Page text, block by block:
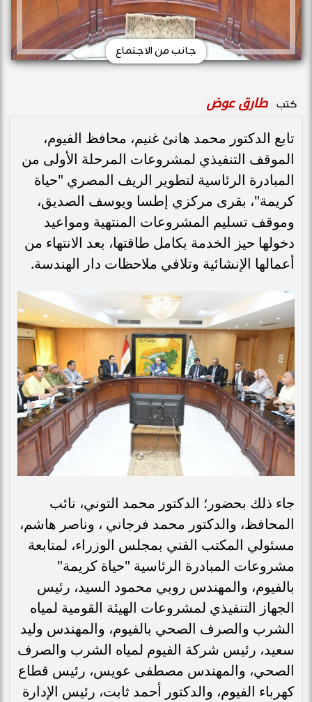
جانب من الاجتماع
كتب طارق عوض
تابع الدكتور محمد هانئ غنيم، محافظ الفيوم،
الموقف التنفيذي لمشروعات المرحلة الأولى من
المبادرة الرئاسية لتطوير الريف المصري "حياة
كريمة"، بقرى مركزي إطسا ويوسف الصديق،
وموقف تسليم المشروعات المنتهية ومواعيد
دخولها حيز الخدمة بكامل طاقتها، بعد الانتهاء من
أعمالها الإنشائية وتلافي ملاحظات دار الهندسة.
جاء ذلك بحضور؛ الدكتور محمد التوني، نائب
المحافظ، والدكتور محمد فرجاني ، وناصر هاشم،
مسئولي المكتب الفني بمجلس الوزراء، لمتابعة
مشروعات المبادرة الرئاسية "حياة كريمة"
بالفيوم، والمهندس روبي محمود السيد، رئيس
الجهاز التنفيذي لمشروعات الهيئة القومية لمياه
الشرب والصرف الصحي بالفيوم، والمهندس وليد
سعيد، رئيس شركة الفيوم لمياه الشرب والصرف
الصحي، والمهندس مصطفى عويس، رئيس قطاع
كهرباء الفيوم، والدكتور أحمد ثابت، رئيس الإدارة